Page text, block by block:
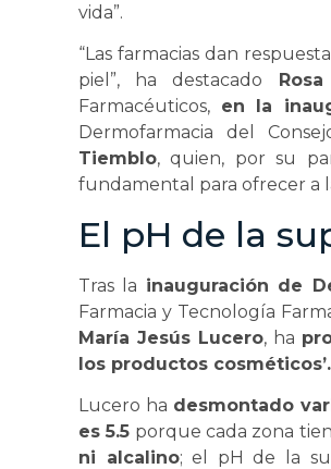
vida”.
“Las farmacias dan
piel”, ha destacado
Farmacéuticos, en la
Dermofarmacia del
Tiemblo, quien, por su
fundamental para ofrecer a
El pH de la
Tras la inauguración de
Farmacia y Tecnología
María Jesús Lucero, ha
los productos cosméticos’.
Lucero ha desmontado
es 5.5 porque cada zona
ni alcalino; el pH de la